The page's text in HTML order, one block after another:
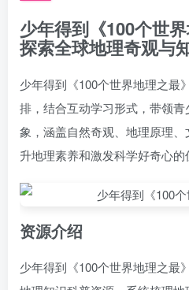
少年得到《100个世
探索全球地理奇观与
少年得到《100个世界地理之最
排，结合互动学习形式，带领
象，涵盖自然奇观、地理原理
升地理素养和激发科学好奇心的
资源介绍
少年得到《100个世界地理之最